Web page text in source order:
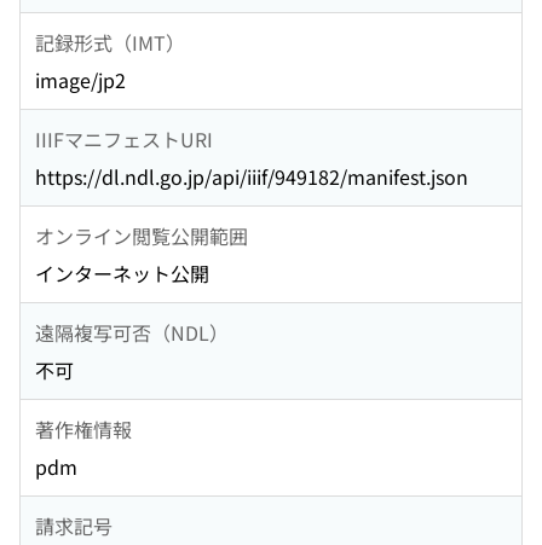
記録形式（IMT）
image/jp2
IIIFマニフェストURI
https://dl.ndl.go.jp/api/iiif/949182/manifest.json
オンライン閲覧公開範囲
インターネット公開
遠隔複写可否（NDL）
不可
著作権情報
pdm
請求記号